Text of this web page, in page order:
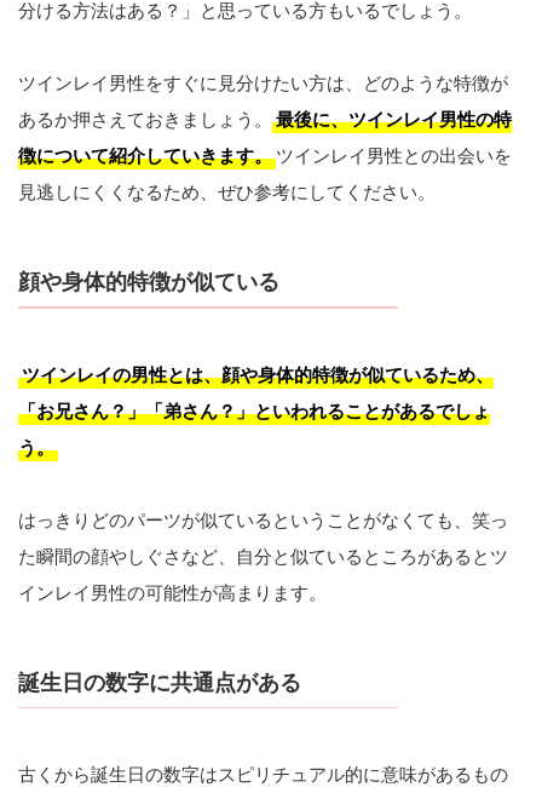
分ける方法はある？」と思っている方もいるでしょう。
ツインレイ男性をすぐに見分けたい方は、どのような特徴が
あるか押さえておきましょう。
最後に、ツインレイ男性の特
徴について紹介していきます。 ツインレイ男性との出会いを
見逃しにくくなるため、ぜひ参考にしてください。
顔や身体的特徴が似ている
ツインレイの男性とは、顔や身体的特徴が似ているため、
「お兄さん？」「弟さん？」といわれることがあるでしょ
う。
はっきりどのパーツが似ているということがなくても、笑っ
た瞬間の顔やしぐさなど、自分と似ているところがあるとツ
インレイ男性の可能性が高まります。
誕生日の数字に共通点がある
古くから誕生日の数字はスピリチュアル的に意味があるもの